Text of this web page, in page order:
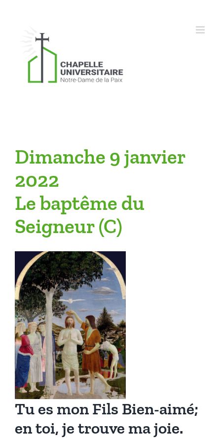
Dimanche 9 janvier
2022
Le baptême du
Seigneur (C)
Tu es mon Fils Bien-aimé;
en toi, je trouve ma joie.